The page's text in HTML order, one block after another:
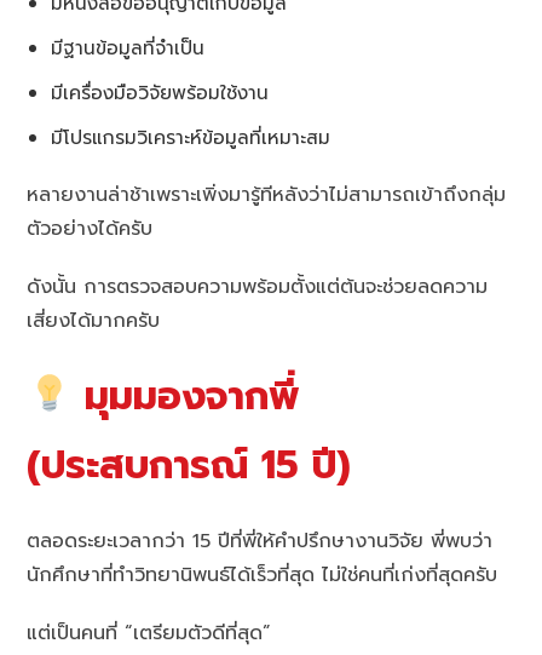
มีฐานข้อมูลที่จำเป็น
มีเครื่องมือวิจัยพร้อมใช้งาน
มีโปรแกรมวิเคราะห์ข้อมูลที่เหมาะสม
หลายงานล่าช้าเพราะเพิ่งมารู้ทีหลังว่าไม่สามารถเข้าถึงกลุ่ม
ตัวอย่างได้ครับ
ดังนั้น การตรวจสอบความพร้อมตั้งแต่ต้นจะช่วยลดความ
เสี่ยงได้มากครับ
มุมมองจากพี่
(ประสบการณ์ 15 ปี)
ตลอดระยะเวลากว่า 15 ปีที่พี่ให้คำปรึกษางานวิจัย พี่พบว่า
นักศึกษาที่ทำวิทยานิพนธ์ได้เร็วที่สุด ไม่ใช่คนที่เก่งที่สุดครับ
แต่เป็นคนที่ “เตรียมตัวดีที่สุด”